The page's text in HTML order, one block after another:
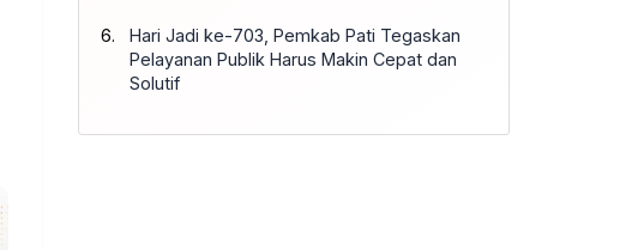
Hari Jadi ke-703, Pemkab Pati Tegaskan
Pelayanan Publik Harus Makin Cepat dan
Solutif